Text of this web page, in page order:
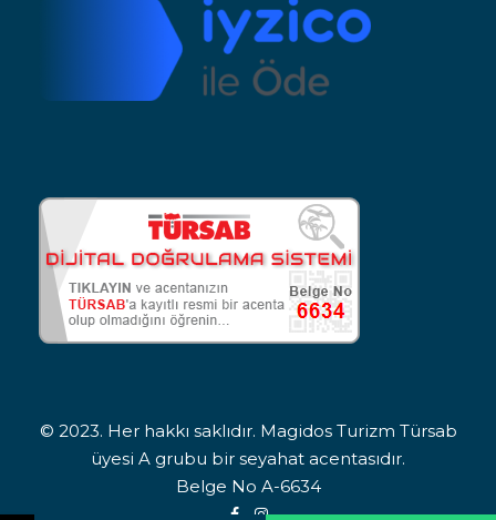
© 2023. Her hakkı saklıdır. Magidos Turizm Türsab
üyesi A grubu bir seyahat acentasıdır.
Belge No A-6634